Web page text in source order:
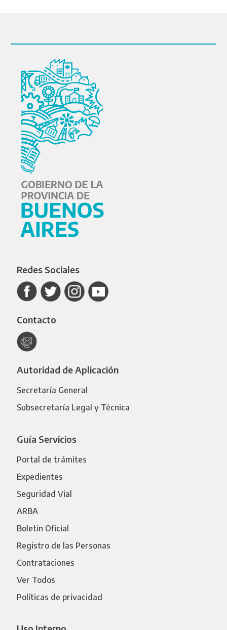
Redes Sociales
Contacto
Autoridad de Aplicación
Secretaría General
Subsecretaría Legal y Técnica
Guía Servicios
Portal de trámites
Expedientes
Seguridad Vial
ARBA
Boletín Oficial
Registro de las Personas
Contrataciones
Ver Todos
Políticas de privacidad